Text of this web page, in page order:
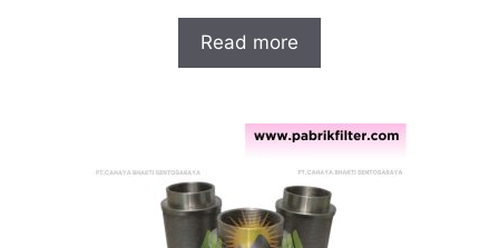
Read more